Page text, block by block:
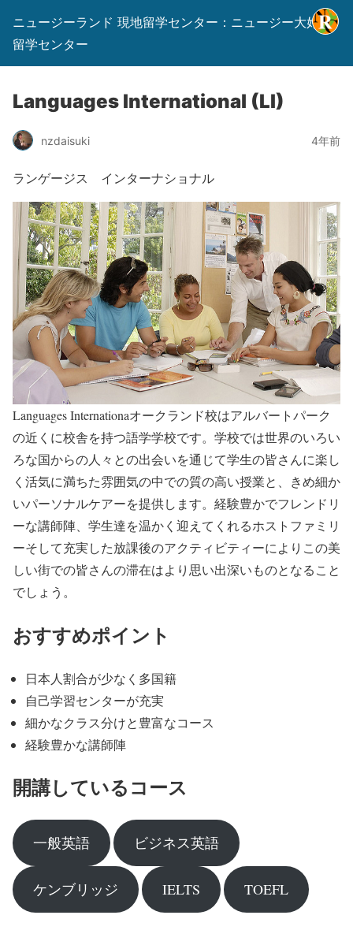
ニュージーランド 現地留学センター：ニュージー大好き
留学センター
Languages International (LI)
nzdaisuki 4年前
ランゲージス インターナショナル
Languages Internationaオークランド校はアルバートパーク
の近くに校舎を持つ語学学校です。学校では世界のいろい
ろな国からの人々との出会いを通じて学生の皆さんに楽し
く活気に満ちた雰囲気の中での質の高い授業と、きめ細か
いパーソナルケアーを提供します。経験豊かでフレンドリ
ーな講師陣、学生達を温かく迎えてくれるホストファミリ
ーそして充実した放課後のアクティビティーによりこの美
しい街での皆さんの滞在はより思い出深いものとなること
でしょう。
おすすめポイント
日本人割合が少なく多国籍
自己学習センターが充実
細かなクラス分けと豊富なコース
経験豊かな講師陣
開講しているコース
一般英語 ビジネス英語
ケンブリッジ IELTS TOEFL